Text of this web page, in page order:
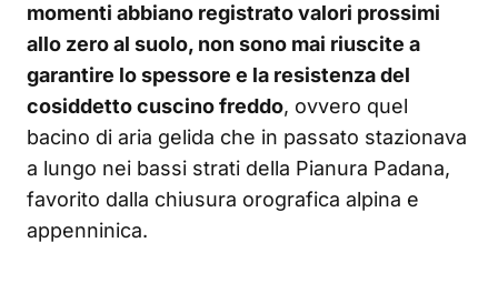
momenti abbiano registrato valori prossimi
allo zero al suolo, non sono mai riuscite a
garantire lo spessore e la resistenza del
cosiddetto cuscino freddo, ovvero quel
bacino di aria gelida che in passato stazionava
a lungo nei bassi strati della Pianura Padana,
favorito dalla chiusura orografica alpina e
appenninica.